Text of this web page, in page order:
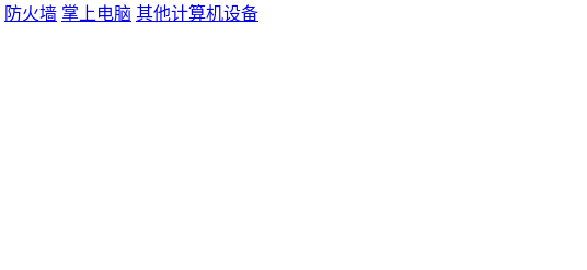
防火墙 掌上电脑 其他计算机设备